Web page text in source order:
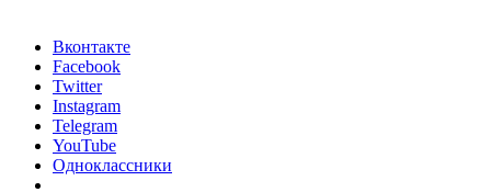
Вконтакте
Facebook
Twitter
Instagram
Telegram
YouTube
Одноклассники